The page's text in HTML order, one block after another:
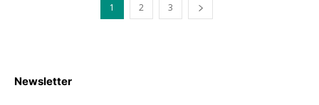
1 2 3
Newsletter